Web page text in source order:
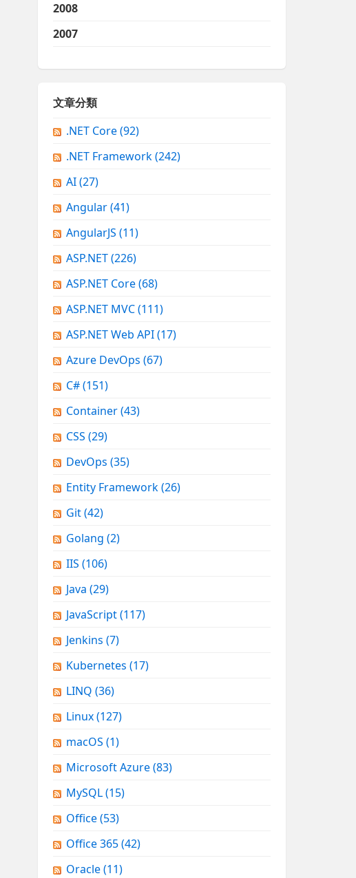
2008
2007
文章分類
.NET Core(92)
.NET Framework(242)
AI(27)
Angular(41)
AngularJS (11)
ASP.NET(226)
ASP.NET Core(68)
ASP.NET MVC(111)
ASP.NET Web API(17)
Azure DevOps (67)
C#(151)
Container(43)
CSS (29)
DevOps (35)
Entity Framework(26)
Git(42)
Golang (2)
IIS (106)
Java (29)
JavaScript(117)
Jenkins (7)
Kubernetes (17)
LINQ (36)
Linux(127)
macOS (1)
Microsoft Azure(83)
MySQL(15)
Office(53)
Office 365(42)
Oracle(11)